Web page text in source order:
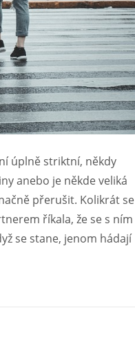
úplně striktní, někdy
anebo je někde veliká
přerušit. Kolikrát se
říkala, že se s ním
se stane, jenom hádají